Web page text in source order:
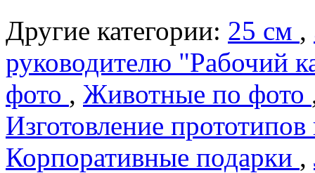
Другие категории: 25 см ,
руководителю "Рабочий
фото , Животные по фото
Изготовление
Корпоративные подарки ,